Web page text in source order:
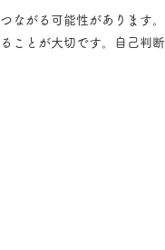
ながる可能性があります。
ことが大切です。自己判断